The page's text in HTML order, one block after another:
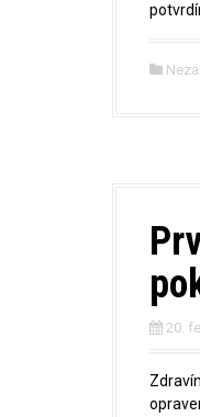
20.